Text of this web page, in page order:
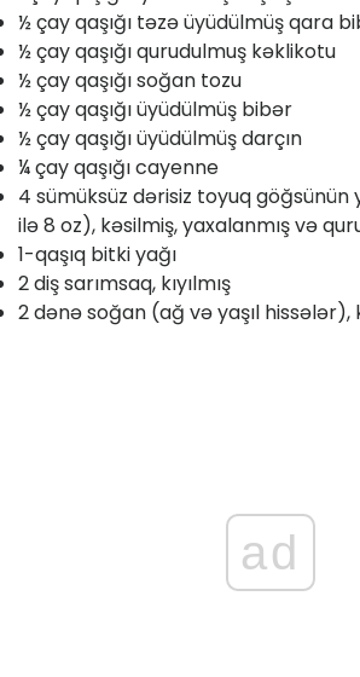
½ çay qaşığı təzə üyüdülmüş qara
½ çay qaşığı qurudulmuş kəklikotu
½ çay qaşığı soğan tozu
½ çay qaşığı üyüdülmüş bibər
½ çay qaşığı üyüdülmüş darçın
¼ çay qaşığı cayenne
4 sümüksüz dərisiz toyuq göğsünün
ilə 8 oz), kəsilmiş, yaxalanmış və
1-qaşıq bitki yağı
2 diş sarımsaq, kıyılmış
2 dənə soğan (ağ və yaşıl hissələr),
ad